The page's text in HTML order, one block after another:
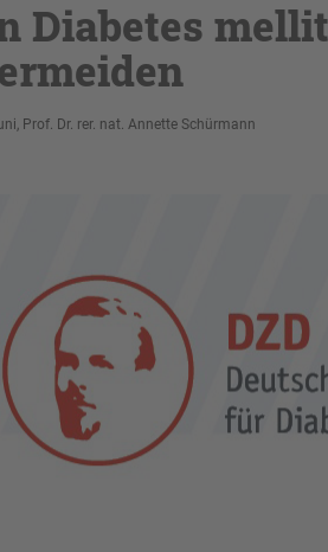
Diabetes
Prof. Dr. rer. nat. Annette Schürmann